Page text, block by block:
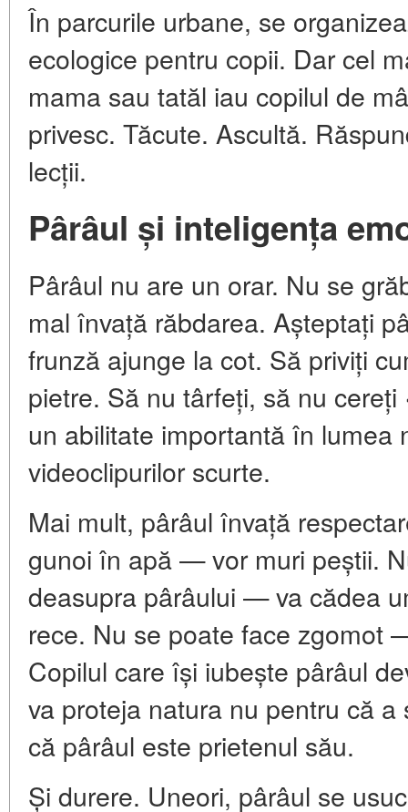
În parcurile urbane, se
ecologice pentru copii. Dar cel
mama sau tatăl iau copilul de
privesc. Tăcute. Ascultă.
lecții.
Pârâul și inteligența
Pârâul nu are un orar. Nu se
mal învață răbdarea. Așteptați
frunză ajunge la cot. Să priviți
pietre. Să nu târfeți, să nu
un abilitate importantă în lumea
videoclipurilor scurte.
Mai mult, pârâul învață
gunoi în apă — vor muri peștii.
deasupra pârâului — va cădea
rece. Nu se poate face zgomot
Copilul care își iubește pârâul
va proteja natura nu pentru că
că pârâul este prietenul său.
Și durere. Uneori, pârâul se